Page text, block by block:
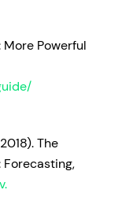
Powerful
The